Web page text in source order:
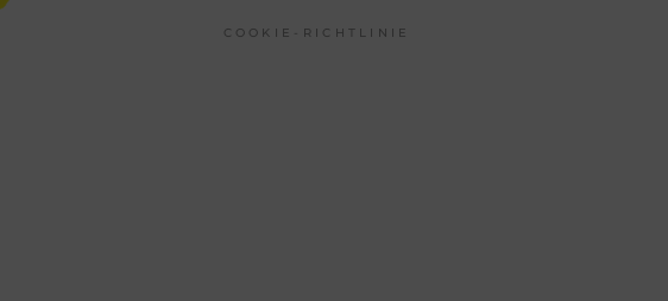
COOKIE-RICHTLINIE